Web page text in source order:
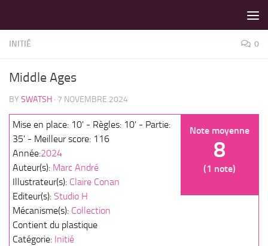
INITIÉ 0
Middle Ages
BY SWATSH · 7 NOVEMBRE 2024
Note moyenne
8
(1 note)
Mise en place: 10' - Règles: 10' - Partie:
35' - Meilleur score: 116
Année:2024
Auteur(s): Marc André
Illustrateur(s): Claire Conan
Editeur(s): Studio H
Mécanisme(s): Collection
Contient du plastique
Catégorie: Initié